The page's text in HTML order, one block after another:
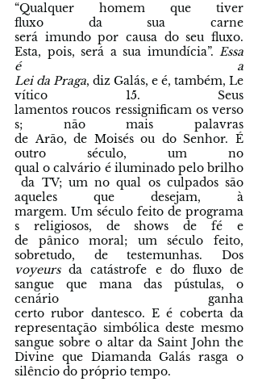
“Qualquer homem que tiver
fluxo da sua carne
será imundo por causa do seu fluxo.
Esta, pois, será a sua imundícia”. Essa
é a
Lei da Praga, diz Galás, e é, também, Le
vítico 15. Seus
lamentos roucos ressignificam os verso
s; não mais palavras
de Arão, de Moisés ou do Senhor. É
outro século, um no
qual o calvário é iluminado pelo brilho
da TV; um no qual os culpados são
aqueles que desejam, à
margem. Um século feito de programa
s religiosos, de shows de fé
e
de pânico moral; um século feito,
voyeurs da catástrofe e do fluxo de
sangue que mana das pústulas, o
cenário ganha
certo rubor dantesco. E é coberta da
representação simbólica deste mesmo
sangue sobre o altar da Saint John the
Divine que Diamanda Galás rasga o
silêncio do próprio tempo.